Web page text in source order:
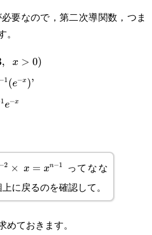
要なので，第二次導関数，つま
x>0)
, x > 0)
−1 (e−x)’
1e−x
x=x^{n-
2 × x = xn−1
ってなな
に戻るのを確認して。
ておきます。